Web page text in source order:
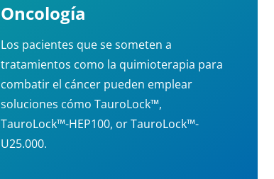
Oncología
Los pacientes que se someten a
tratamientos como la quimioterapia para
combatir el cáncer pueden emplear
soluciones cómo TauroLock™,
TauroLock™-HEP100, or TauroLock™-
U25.000.